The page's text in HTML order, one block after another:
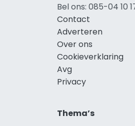
Bel ons: 085-04 10
Contact
Adverteren
Over ons
Cookieverklaring
Avg
Privacy
Thema’s